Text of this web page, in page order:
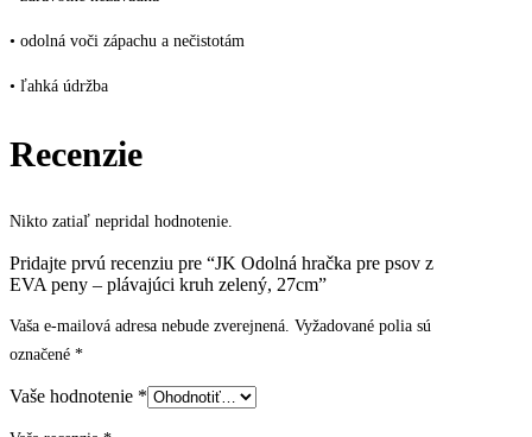
• odolná voči zápachu a nečistotám
• ľahká údržba
Recenzie
Nikto zatiaľ nepridal hodnotenie.
Pridajte prvú recenziu pre “JK Odolná hračka pre psov z
EVA peny – plávajúci kruh zelený, 27cm”
Vaša e-mailová adresa nebude zverejnená. Vyžadované polia sú
označené *
Vaše hodnotenie *